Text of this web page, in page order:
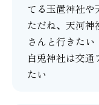
てる玉置神社や
ただね、天河神
さんと行きたい
白兎神社は交
たい